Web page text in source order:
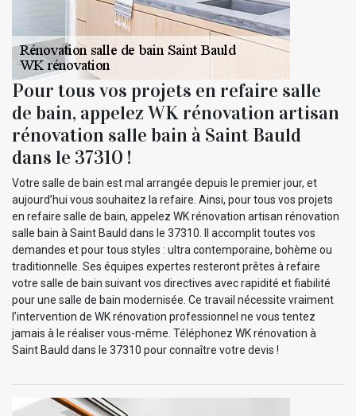
Pour tous vos projets en refaire salle
de bain, appelez WK rénovation artisan
rénovation salle bain à Saint Bauld
dans le 37310 !
Votre salle de bain est mal arrangée depuis le premier jour, et
aujourd’hui vous souhaitez la refaire. Ainsi, pour tous vos projets
en refaire salle de bain, appelez WK rénovation artisan rénovation
salle bain à Saint Bauld dans le 37310. Il accomplit toutes vos
demandes et pour tous styles : ultra contemporaine, bohème ou
traditionnelle. Ses équipes expertes resteront prêtes à refaire
votre salle de bain suivant vos directives avec rapidité et fiabilité
pour une salle de bain modernisée. Ce travail nécessite vraiment
l’intervention de WK rénovation professionnel ne vous tentez
jamais à le réaliser vous-même. Téléphonez WK rénovation à
Saint Bauld dans le 37310 pour connaître votre devis !